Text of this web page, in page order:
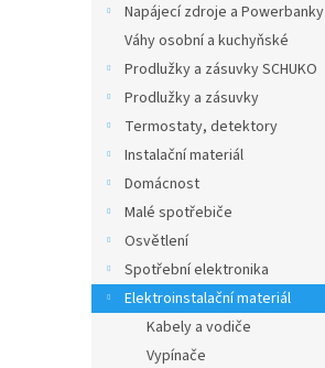
Napájecí zdroje a Powerbanky
Váhy osobní a kuchyňské
Prodlužky a zásuvky SCHUKO
Prodlužky a zásuvky
Termostaty, detektory
Instalační materiál
Domácnost
Malé spotřebiče
Osvětlení
Spotřební elektronika
Elektroinstalační materiál
Kabely a vodiče
Vypínače